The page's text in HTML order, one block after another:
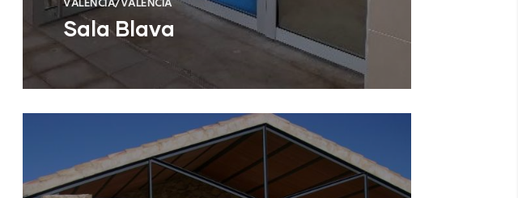
Sala Blava